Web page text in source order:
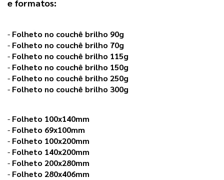
e formatos:
- Folheto no couchê brilho 90g
- Folheto no couchê brilho 70g
- Folheto no couchê brilho 115g
- Folheto no couchê brilho 150g
- Folheto no couchê brilho 250g
- Folheto no couchê brilho 300g
- Folheto 100x140mm
- Folheto 69x100mm
- Folheto 100x200mm
- Folheto 140x200mm
- Folheto 200x280mm
- Folheto 280x406mm